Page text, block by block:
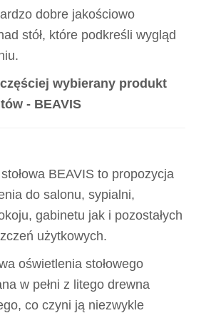
dobre jakościowo
stół, które podkreśli wygląd
wybierany produkt
- BEAVIS
BEAVIS to propozycja
do salonu, sypialni,
gabinetu jak i pozostałych
użytkowych.
oświetlenia stołowego
w pełni z litego drewna
co czyni ją niezwykle